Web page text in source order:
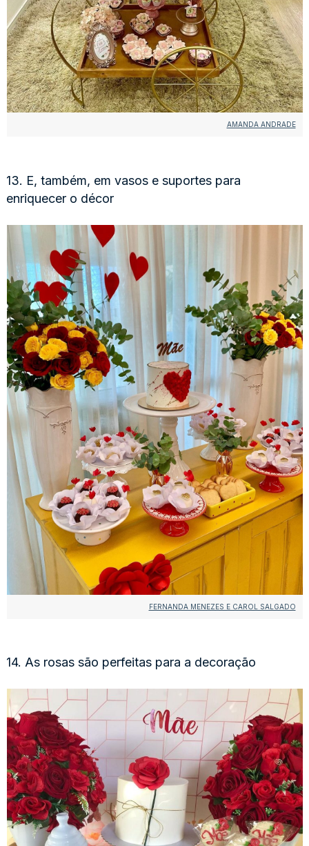
AMANDA ANDRADE
13. E, também, em vasos e suportes para
enriquecer o décor
FERNANDA MENEZES E CAROL SALGADO
14. As rosas são perfeitas para a decoração